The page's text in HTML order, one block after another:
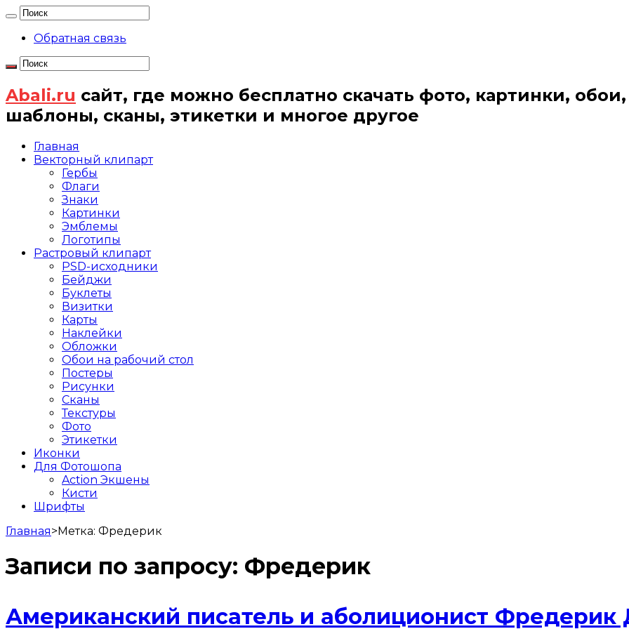
Обратная связь
Abali.ru сайт, где можно бесплатно скачать фото, картинки,
шаблоны, сканы, этикетки и многое другое
Главная
Векторный клипарт
Гербы
Флаги
Знаки
Картинки
Эмблемы
Логотипы
Растровый клипарт
PSD-исходники
Бейджи
Буклеты
Визитки
Карты
Наклейки
Обложки
Обои на рабочий стол
Постеры
Рисунки
Сканы
Текстуры
Фото
Этикетки
Иконки
Для Фотошопа
Action Экшены
Кисти
Шрифты
Главная>Метка: Фредерик
Записи по запросу: Фредерик
Американский писатель и аболиционист Фредерик